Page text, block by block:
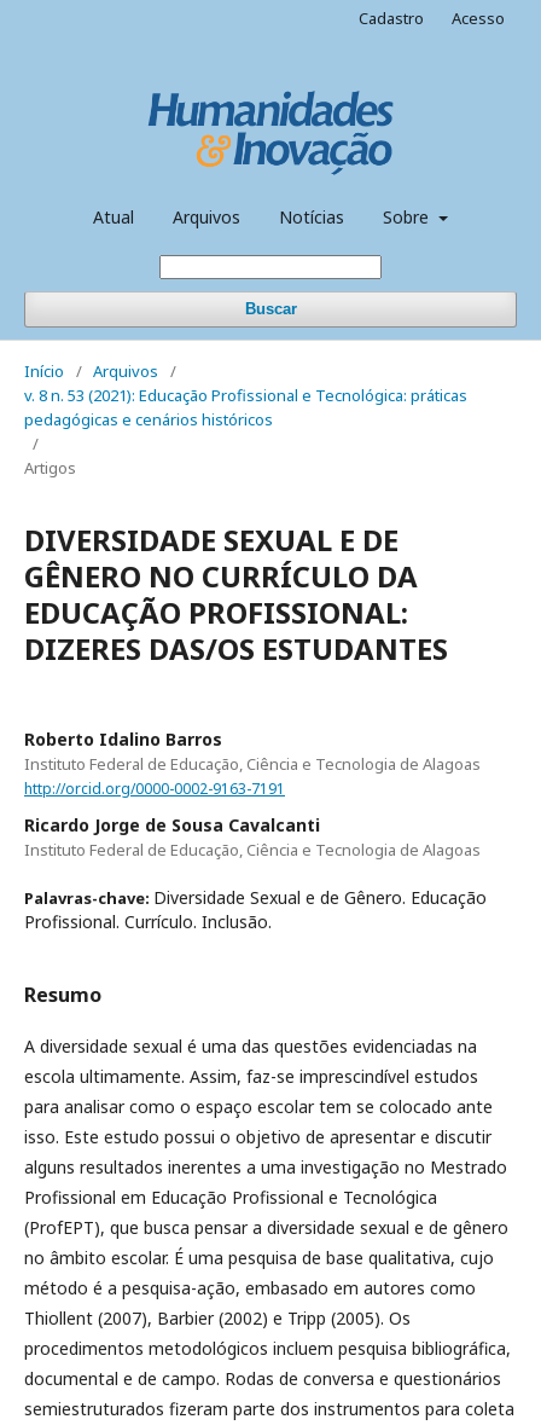
Atual Arquivos Notícias Sobre
Buscar
Cadastro Acesso
Início / Arquivos
/
v. 8 n. 53 (2021): Educação Profissional e Tecnológica: práticas
pedagógicas e cenários históricos
/
Artigos
DIVERSIDADE SEXUAL E DE
GÊNERO NO CURRÍCULO DA
EDUCAÇÃO PROFISSIONAL:
DIZERES DAS/OS ESTUDANTES
Roberto Idalino Barros
Instituto Federal de Educação, Ciência e Tecnologia de Alagoas
http://orcid.org/0000-0002-9163-7191
Ricardo Jorge de Sousa Cavalcanti
Instituto Federal de Educação, Ciência e Tecnologia de Alagoas
Palavras-chave: Diversidade Sexual e de Gênero. Educação
Profissional. Currículo. Inclusão.
Resumo
A diversidade sexual é uma das questões evidenciadas na
escola ultimamente. Assim, faz-se imprescindível estudos
para analisar como o espaço escolar tem se colocado ante
isso. Este estudo possui o objetivo de apresentar e discutir
alguns resultados inerentes a uma investigação no Mestrado
Profissional em Educação Profissional e Tecnológica
(ProfEPT), que busca pensar a diversidade sexual e de gênero
no âmbito escolar. É uma pesquisa de base qualitativa, cujo
método é a pesquisa-ação, embasado em autores como
Thiollent (2007), Barbier (2002) e Tripp (2005). Os
procedimentos metodológicos incluem pesquisa bibliográfica,
documental e de campo. Rodas de conversa e questionários
semiestruturados fizeram parte dos instrumentos para coleta